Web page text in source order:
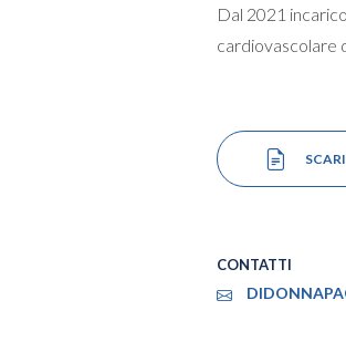
Dal 2021
cardiovascolare
CONTATTI